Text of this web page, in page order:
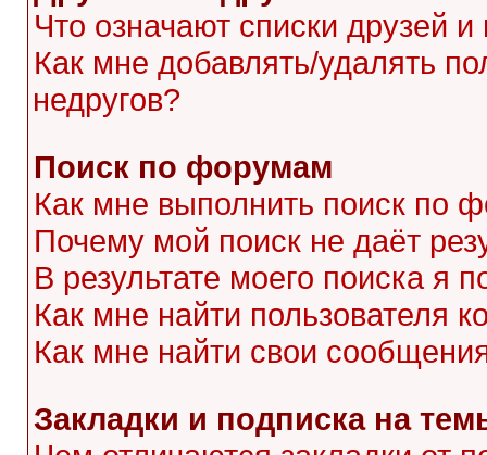
Что означают списки друзей и
Как мне добавлять/удалять
недругов?
Поиск по форумам
Как мне выполнить поиск по
Почему мой поиск не даёт
В результате моего поиска я
Как мне найти пользователя
Как мне найти свои
Закладки и подписка на